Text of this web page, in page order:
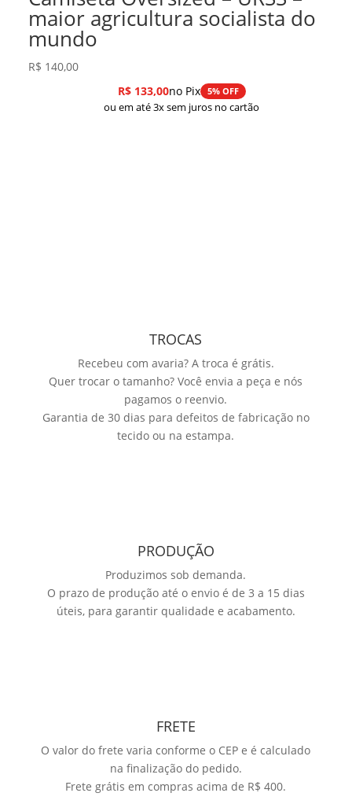
maior agricultura socialista do
mundo
R$ 140,00
R$133,00no Pix 5% OFF
ou em até 3x sem juros no cartão
TROCAS
Recebeu com avaria? A troca é grátis.
Quer trocar o tamanho? Você envia a peça e nós
pagamos o reenvio.
Garantia de 30 dias para defeitos de fabricação no
tecido ou na estampa.
PRODUÇÃO
Produzimos sob demanda.
O prazo de produção até o envio é de 3 a 15 dias
úteis, para garantir qualidade e acabamento.
FRETE
O valor do frete varia conforme o CEP e é calculado
na finalização do pedido.
Frete grátis em compras acima de R$ 400.